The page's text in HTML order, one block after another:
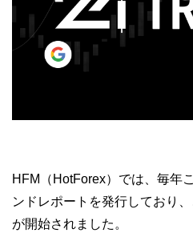
HFM（HotForex）では、毎年
ンドレポートを発行しており
が開始されました。